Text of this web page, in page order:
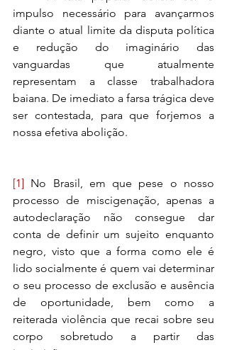
impulso necessário para avançarmos
diante o atual limite da disputa política
e redução do imaginário das
vanguardas que atualmente
representam a classe trabalhadora
baiana. De imediato a farsa trágica deve
ser contestada, para que forjemos a
nossa efetiva abolição.
[1] No Brasil, em que pese o nosso
processo de miscigenação, apenas a
autodeclaração não consegue dar
conta de definir um sujeito enquanto
negro, visto que a forma como ele é
lido socialmente é quem vai determinar
o seu processo de exclusão e ausência
de oportunidade, bem como a
reiterada violência que recai sobre seu
corpo sobretudo a partir das